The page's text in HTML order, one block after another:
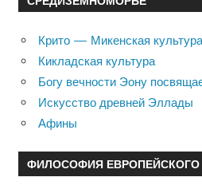
Крито — Микенская культура
Кикладская культура
Богу вечности Эону
Искусство древней Эллады
Афины
ФИЛОСОФИЯ ЕВРОПЕЙСКОГО